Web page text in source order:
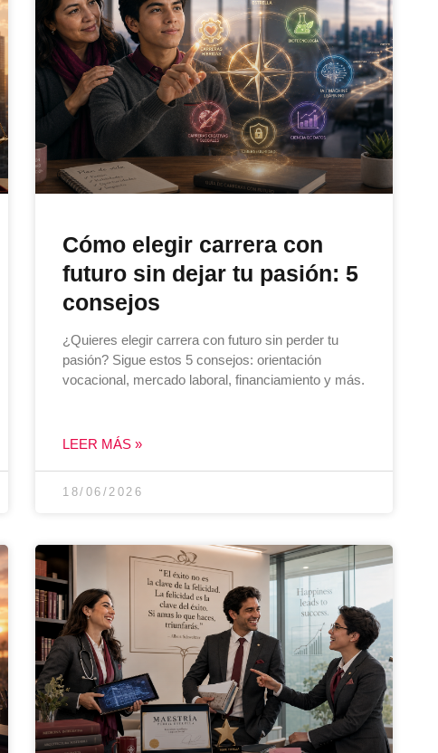
Cómo elegir carrera con
futuro sin dejar tu pasión: 5
consejos
¿Quieres elegir carrera con futuro sin perder tu
pasión? Sigue estos 5 consejos: orientación
vocacional, mercado laboral, financiamiento y más.
LEER MÁS »
18/06/2026